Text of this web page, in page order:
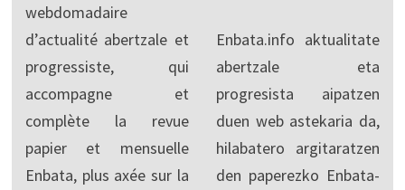
webdomadaire
d’actualité abertzale et
progressiste, qui
accompagne et
complète la revue
papier et mensuelle
Enbata, plus axée sur la
Enbata.info aktualitate
abertzale eta
progresista aipatzen
duen web astekaria da,
hilabatero argitaratzen
den paperezko Enbata-